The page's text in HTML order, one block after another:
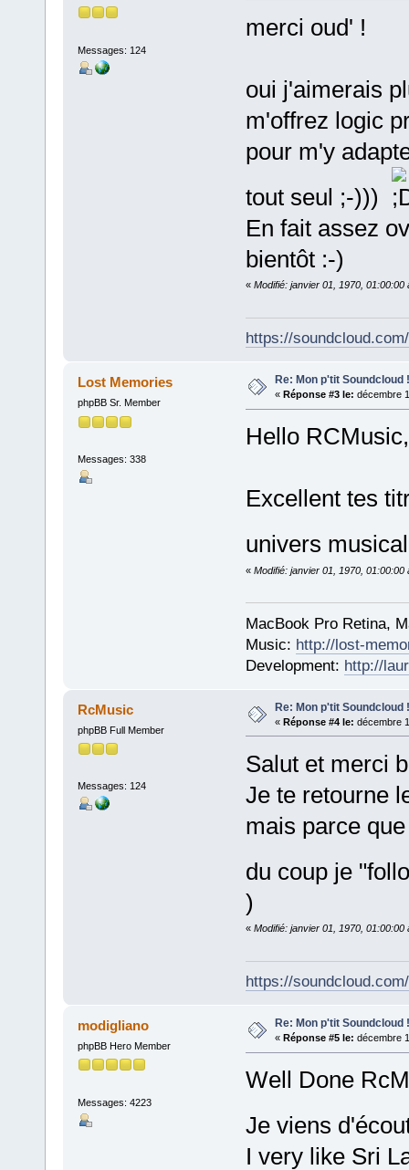
Messages: 124
merci oud' !
oui j'aimerais
m'offrez logic
pour m'y
tout seul ;-)))
En fait assez
bientôt :-)
« Modifié: janvier 01, 1970, 01:00:00
https://
Lost Memories
phpBB Sr. Member
Messages: 338
Re: Mon p'tit Soundcloud !
« Réponse #3 le: décembre
Hello RCMusic,
Excellent tes
univers
« Modifié: janvier 01, 1970, 01:00:00
MacBook Pro Retina,
Music: http://lost-
Development: http://
RcMusic
phpBB Full Member
Messages: 124
Re: Mon p'tit Soundcloud !
« Réponse #4 le: décembre
Salut et merci
Je te retourne
mais parce
du coup je
)
« Modifié: janvier 01, 1970, 01:00:00
https://
modigliano
phpBB Hero Member
Messages: 4223
Re: Mon p'tit Soundcloud !
« Réponse #5 le: décembre
Well Done
Je viens
I very like Sri